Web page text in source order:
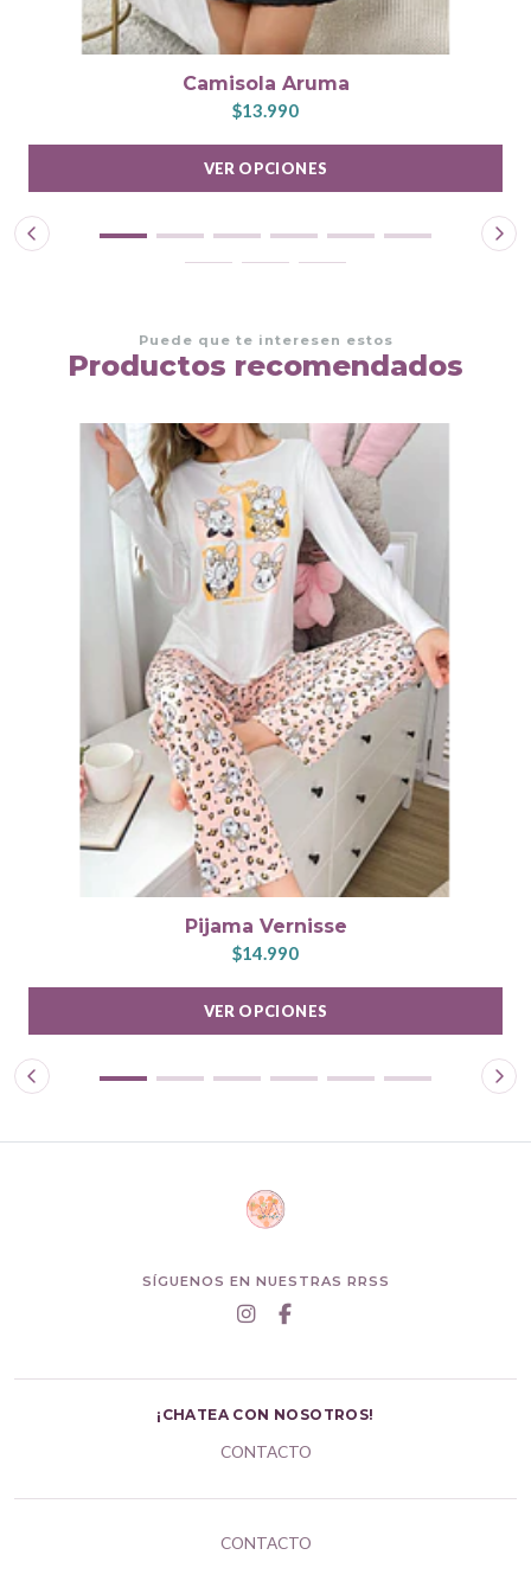
Camisola Aruma
$13.990
VER OPCIONES
Puede que te interesen estos
Productos recomendados
Pijama Vernisse
$14.990
VER OPCIONES
SÍGUENOS EN NUESTRAS RRSS
¡CHATEA CON NOSOTROS!
CONTACTO
CONTACTO